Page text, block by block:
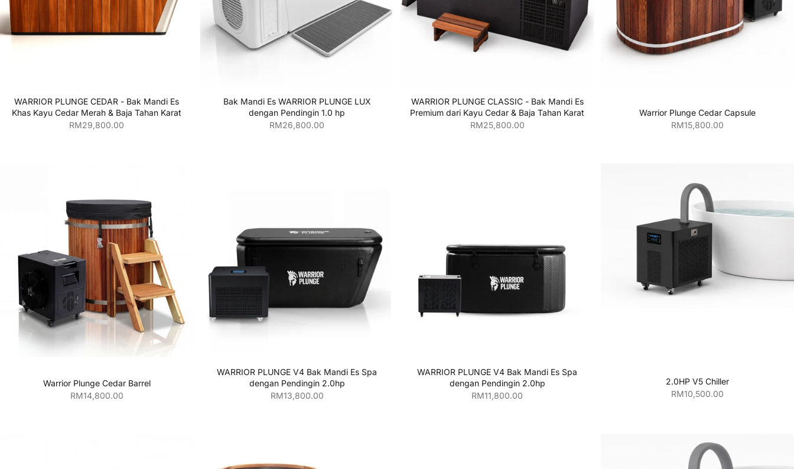
WARRIOR PLUNGE CEDAR - Bak Mandi Es
Khas Kayu Cedar Merah & Baja Tahan Karat
Harga penjualan
RM29,800.00
Bak Mandi Es WARRIOR PLUNGE LUX
dengan Pendingin 1.0 hp
Harga penjualan
RM26,800.00
WARRIOR PLUNGE CLASSIC - Bak Mandi Es
Premium dari Kayu Cedar & Baja Tahan Karat
Harga penjualan
RM25,800.00
Warrior Plunge Cedar Capsule
Harga penjualan
RM15,800.00
Warrior Plunge Cedar Barrel
Harga penjualan
RM14,800.00
WARRIOR PLUNGE V4 Bak Mandi Es Spa
dengan Pendingin 2.0hp
Harga penjualan
RM13,800.00
WARRIOR PLUNGE V4 Bak Mandi Es Spa
dengan Pendingin 2.0hp
Harga penjualan
RM11,800.00
Tambahkan ke keranjang
2.0HP V5 Chiller
Harga penjualan
RM10,500.00
Tambahkan ke keranjang Tambahkan ke keranjang